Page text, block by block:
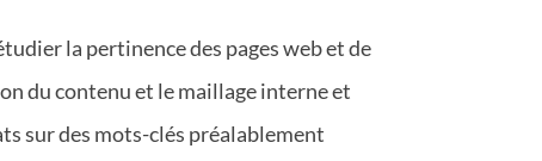
la pertinence des pages web et de
du contenu et le maillage interne et
sur des mots-clés préalablement